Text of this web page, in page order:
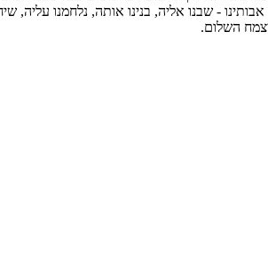
- שבנו אליה, בנינו אותה, נלחמנו עליה,
השלום.